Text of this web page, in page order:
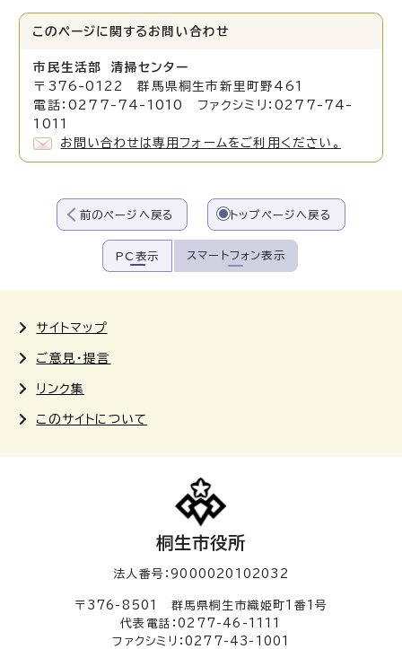
このページに関する お問い合わせ
市民生活部 清掃センター
〒376-0122 群馬県桐生市新里町野461
電話：0277-74-1010 ファクシミリ：0277-74-
1011
お問い合わせは専用フォームをご利用ください。
前のページへ戻る トップページへ戻る
PC表示 スマートフォン表示
サイトマップ
ご意見・提言
リンク集
このサイトについて
桐生市役所
法人番号：9000020102032
〒376-8501 群馬県桐生市織姫町1番1号
代表電話：0277-46-1111
ファクシミリ：0277-43-1001